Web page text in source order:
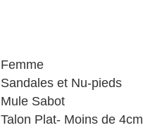
Femme
Sandales et Nu-pieds
Mule Sabot
Talon Plat- Moins de 4cm